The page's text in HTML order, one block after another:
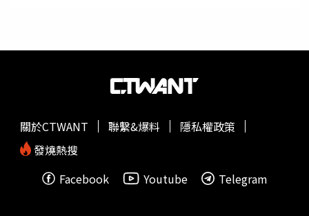
關於CTWANT 聯繫&爆料
隱私權政策
發燒熱搜
Facebook
Youtube Telegram